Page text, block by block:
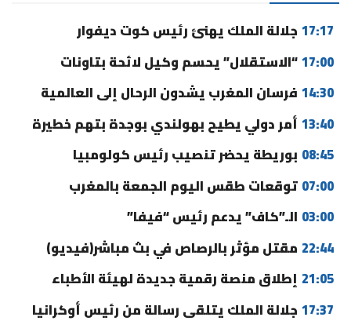
17:17 جلالة الملك يهنئ رئيس كوت ديفوار
17:00“الاستقلال” يحسم وكيل لائحة بتاونات
14:30 فرسان المغرب يشدون الرحال إلى العالمية
13:40 أمر دولي يطيح بهولندي بوجدة بتهم خطيرة
08:45 بوريطة يحضر تنصيب رئيس كولومبيا
07:00 توقعات طقس اليوم الجمعة بالمغرب
03:00 الـ”كاف” يدعم رئيس “فيفا”
22:44 مقتل مؤثر بالرصاص في بث مباشر(فيديو)
21:05 إطلاق منصة رقمية جديدة لهيئة الأطباء
17:37 جلالة الملك يتلقى رسالة من رئيس أوكرانيا